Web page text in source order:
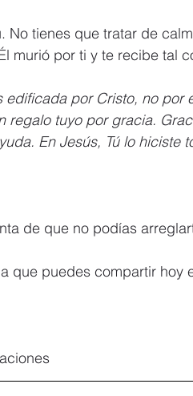
No tienes que tratar de
murió por ti y te recibe tal
por Cristo, no por
regalo tuyo por gracia.
En Jesús, Tú lo hiciste
de que no podías
que puedes compartir hoy